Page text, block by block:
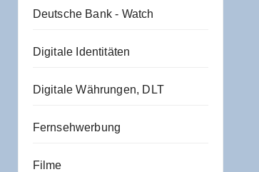
Deutsche Bank - Watch
Digitale Identitäten
Digitale Währungen, DLT
Fernsehwerbung
Filme